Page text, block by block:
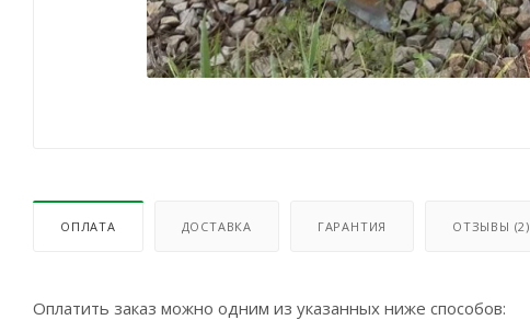
ОПЛАТА ДОСТАВКА ГАРАНТИЯ ОТЗЫВЫ (2)
Оплатить заказ можно одним из указанных ниже способов: